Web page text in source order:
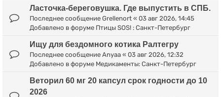
Ласточка-береговушка. Где выпустить в СПБ.
Последнее сообщение Grellenort « 03 авг 2026, 14:45
Добавлено в форуме Птицы SOS! : Санкт-Петербург
Ищу для бездомного котика Ралтегру
Последнее сообщение Anyaa « 03 авг 2026, 12:32
Добавлено в форуме Медикаменты: Санкт-Петербург
Веторил 60 мг 20 капсул срок годности до 10
2026